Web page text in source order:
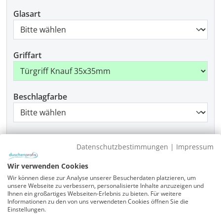
Glasart
Griffart
Beschlagfarbe
Produkt Anzahl: Gib den gewünschten
In den Warenkorb
Datenschutzbestimmungen | Impressum
Wir verwenden Cookies
Wir können diese zur Analyse unserer Besucherdaten platzieren, um
unsere Webseite zu verbessern, personalisierte Inhalte anzuzeigen und
Ihnen ein großartiges Webseiten-Erlebnis zu bieten. Für weitere
Informationen zu den von uns verwendeten Cookies öffnen Sie die
Einstellungen.